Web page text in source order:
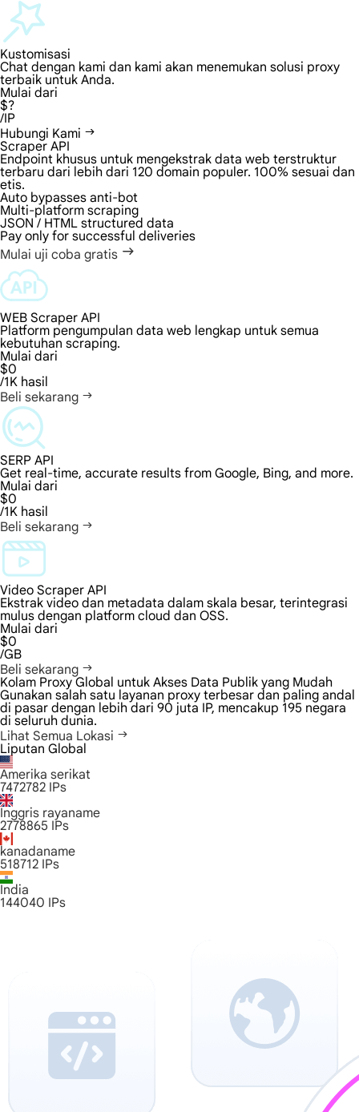
Kustomisasi
Chat dengan kami dan kami akan menemukan solusi proxy
terbaik untuk Anda.
Mulai dari
$?
/IP
Hubungi Kami
Scraper API
Endpoint khusus untuk mengekstrak data web terstruktur
terbaru dari lebih dari 120 domain populer. 100% sesuai dan
etis.
Auto bypasses anti-bot
Multi-platform scraping
JSON / HTML structured data
Pay only for successful deliveries
Mulai uji coba gratis
WEB Scraper API
Platform pengumpulan data web lengkap untuk semua
kebutuhan scraping.
Mulai dari
$0
/1K hasil
Beli sekarang
SERP API
Get real-time, accurate results from Google, Bing, and more.
Mulai dari
$0
/1K hasil
Beli sekarang
Video Scraper API
Ekstrak video dan metadata dalam skala besar, terintegrasi
mulus dengan platform cloud dan OSS.
Mulai dari
$0
/GB
Beli sekarang
Kolam Proxy Global untuk Akses Data Publik yang Mudah
Gunakan salah satu layanan proxy terbesar dan paling andal
di pasar dengan lebih dari 90 juta IP, mencakup 195 negara
di seluruh dunia.
Lihat Semua Lokasi
Liputan Global
Amerika serikat
7472782 IPs
Inggris rayaname
2778865 IPs
kanadaname
518712 IPs
India
144040 IPs